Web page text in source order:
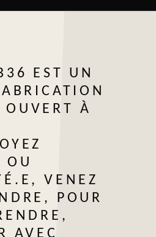
EST UN
À
OU
VENEZ
POUR
AVEC